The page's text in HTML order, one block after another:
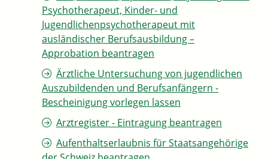
Psychotherapeut, Kinder- und
Jugendlichenpsychotherapeut mit
ausländischer Berufsausbildung –
Approbation beantragen
Ärztliche Untersuchung von jugendlichen
Auszubildenden und Berufsanfängern -
Bescheinigung vorlegen lassen
Arztregister - Eintragung beantragen
Aufenthaltserlaubnis für Staatsangehörige